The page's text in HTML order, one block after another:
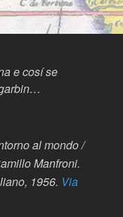
e cosí se
al mondo/
Manfroni.
1956. Via